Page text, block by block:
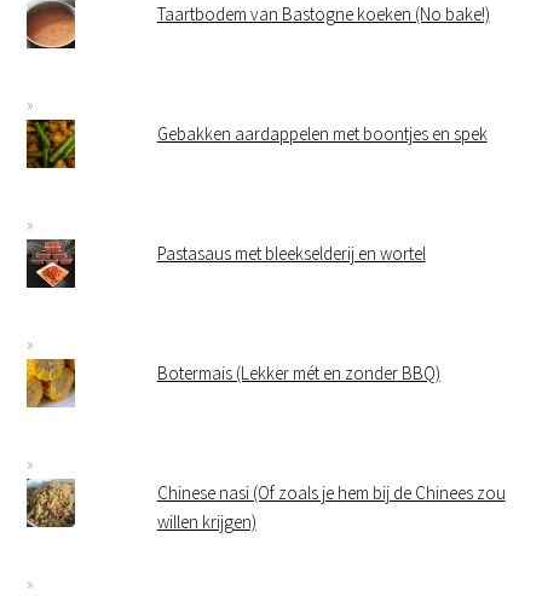
Taartbodem van Bastogne koeken (No bake!)
Gebakken aardappelen met boontjes en spek
Pastasaus met bleekselderij en wortel
Botermais (Lekker mét en zonder BBQ)
Chinese nasi (Of zoals je hem bij de Chinees zou
willen krijgen)